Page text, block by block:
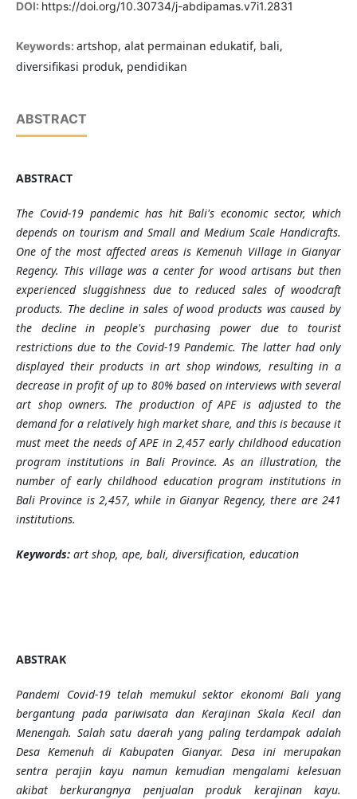
DOI: https://doi.org/10.30734/j-abdipamas.v7i1.2831
Keywords: artshop, alat permainan edukatif, bali,
diversifikasi produk, pendidikan
ABSTRACT
ABSTRACT
The Covid-19 pandemic has hit Bali's economic sector, which
depends on tourism and Small and Medium Scale Handicrafts.
One of the most affected areas is Kemenuh Village in Gianyar
Regency. This village was a center for wood artisans but then
experienced sluggishness due to reduced sales of woodcraft
products. The decline in sales of wood products was caused by
the decline in people's purchasing power due to tourist
restrictions due to the Covid-19 Pandemic. The latter had only
displayed their products in art shop windows, resulting in a
decrease in profit of up to 80% based on interviews with several
art shop owners. The production of APE is adjusted to the
demand for a relatively high market share, and this is because it
must meet the needs of APE in 2,457 early childhood education
program institutions in Bali Province. As an illustration, the
number of early childhood education program institutions in
Bali Province is 2,457, while in Gianyar Regency, there are 241
institutions.
Keywords: art shop, ape, bali, diversification, education
ABSTRAK
Pandemi Covid-19 telah memukul sektor ekonomi Bali yang
bergantung pada pariwisata dan Kerajinan Skala Kecil dan
Menengah. Salah satu daerah yang paling terdampak adalah
Desa Kemenuh di Kabupaten Gianyar. Desa ini merupakan
sentra perajin kayu namun kemudian mengalami kelesuan
akibat berkurangnya penjualan produk kerajinan kayu.